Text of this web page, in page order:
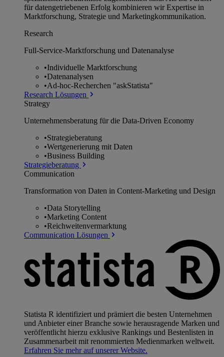
für datengetriebenen Erfolg kombinieren wir Expertise in
Marktforschung, Strategie und Marketingkommunikation.
Research
Full-Service-Marktforschung und Datenanalyse
•Individuelle Marktforschung
•Datenanalysen
•Ad-hoc-Recherchen "askStatista"
Research Lösungen
Strategy
Unternehmens­beratung für die Data-Driven Economy
•Strategieberatung
•Wertgenerierung mit Daten
•Business Building
Strategieberatung
Communication
Transformation von Daten in Content-Marketing und Design
•Data Storytelling
•Marketing Content
•Reichweitenvermarktung
Communication Lösungen
Statista R identifiziert und prämiert die besten Unternehmen
und Anbieter einer Branche sowie herausragende Marken und
veröffentlicht hierzu exklusive Rankings und Bestenlisten in
Zusammenarbeit mit renommierten Medienmarken weltweit.
Erfahren Sie mehr auf unserer Website.